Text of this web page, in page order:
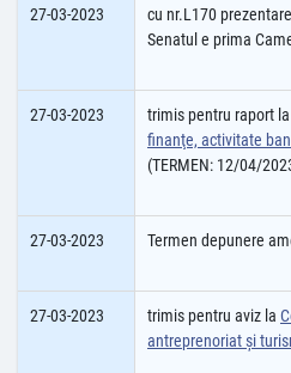
27-03-2023
cu nr.L170
Senatul e prima
27-03-2023 trimis pentru raport la
finanţe, activitate
(TERMEN: 12/04/
27-03-2023 Termen depunere
27-03-2023 trimis pentru aviz la
antreprenoriat și